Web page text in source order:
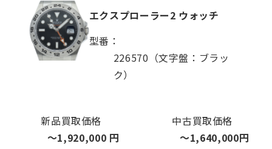
エクスプローラー2 ウォッチ
型番
226570（文字盤：ブラッ
ク）
新品買取価格
〜1,920,000 円
中古買取価格
〜1,640,000円